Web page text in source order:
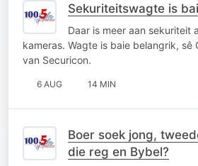
Sekuriteitswagte is
Daar is meer aan sekuriteit
kameras. Wagte is baie belangrik, sê
van Securicon.
6 AUG 14 MIN
Boer soek jong,
die reg en Bybel?